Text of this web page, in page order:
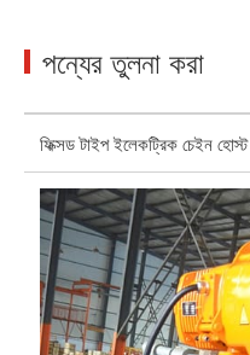
পন্যের তুলনা করা
ফিক্সড টাইপ ইলেকট্রিক চেইন হোস্ট